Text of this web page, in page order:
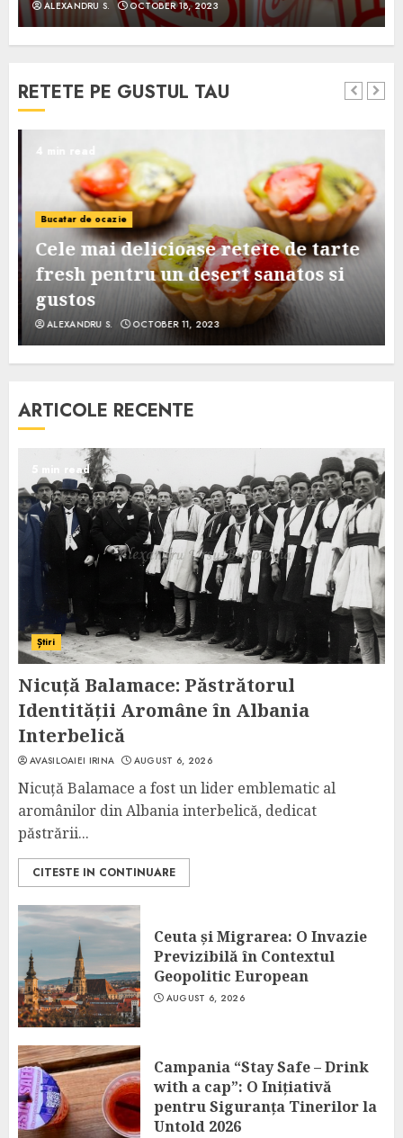
ALEXANDRU S. OCTOBER 18, 2023
RETETE PE GUSTUL TAU
4 min read
Bucatar de ocazie
Cele mai delicioase retete de tarte
fresh pentru un desert sanatos si
gustos
ALEXANDRU S. OCTOBER 11, 2023
ARTICOLE RECENTE
5 min read
Știri
Nicuță Balamace: Păstrătorul
Identității Aromâne în Albania
Interbelică
AVASILOAIEI IRINA AUGUST 6, 2026
Nicuță Balamace a fost un lider emblematic al
aromânilor din Albania interbelică, dedicat
păstrării...
CITESTE IN CONTINUARE
Ceuta și Migrarea: O Invazie
Previzibilă în Contextul
Geopolitic European
AUGUST 6, 2026
Campania “Stay Safe – Drink
with a cap”: O Inițiativă
pentru Siguranța Tinerilor la
Untold 2026